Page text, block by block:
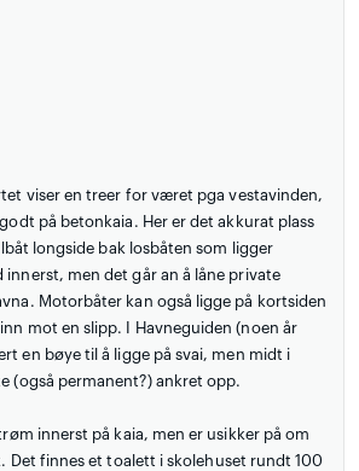
viser en treer for været pga vestavinden,
på betonkaia. Her er det akkurat plass
longside bak losbåten som ligger
men det går an å låne private
Motorbåter kan også ligge på kortsiden
mot en slipp. I Havneguiden (noen år
en bøye til å ligge på svai, men midt i
(også permanent?) ankret opp.
innerst på kaia, men er usikker på om
Det finnes et toalett i skolehuset rundt 100